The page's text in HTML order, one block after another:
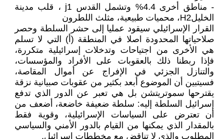
- مناطق أخرى 4.4% وتشمل القدس j1 ، قلب مدينة
الخليلH2، محميات طبيعية، مثلث اللطرون
القرار الإسرائيلي سيقود عمليا إلى حشر السلطة وحصر
صلاحياتها المحدودة اصلا في المنطقة (أ) التي لا تسلم
هي الأخرى من اجتياحات وتدخلات إسرائيلية متكررة،
فإذا ربطنا ذلك بالعقوبات على الأفراد والمؤسسات،
والتنازل الجزئي في الإفراج عن أموال المقاصة،
فسيتبين أن الموضوع أبعد بكثير من عقوبات صبيانية نزقة
يقترحها سموتريتشن بل هي تعبر عن الدور الذي تدفع
إسرائيل السلطة إليه: سلطة ضعيفة خاضعة، أضعف من
أن تعترض على السياسات الإسرائيلية، وقوية فقط
بالمقدار الذي يمكنها من القيام بالدور الأمني والسياسي
المطلوب والذي لا تناقض مع مخططات إسرائيل.